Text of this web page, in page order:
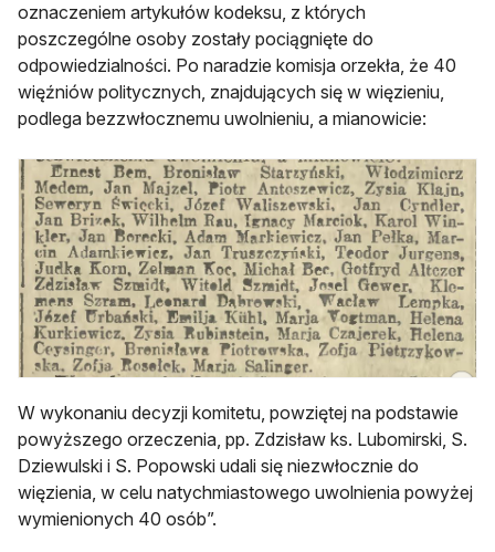
oznaczeniem artykułów kodeksu, z których
poszczególne osoby zostały pociągnięte do
odpowiedzialności. Po naradzie komisja orzekła, że 40
więźniów politycznych, znajdujących się w więzieniu,
podlega bezzwłocznemu uwolnieniu, a mianowicie:
W wykonaniu decyzji komitetu, powziętej na podstawie
powyższego orzeczenia, pp. Zdzisław ks. Lubomirski, S.
Dziewulski i S. Popowski udali się niezwłocznie do
więzienia, w celu natychmiastowego uwolnienia powyżej
wymienionych 40 osób”.